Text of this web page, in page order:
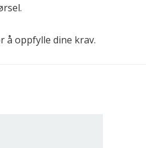
å oppfylle dine krav.